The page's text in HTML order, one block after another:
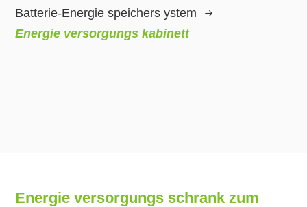
Batterie-Energie speichers ystem
Energie versorgungs kabinett
Energie versorgungs schrank zum